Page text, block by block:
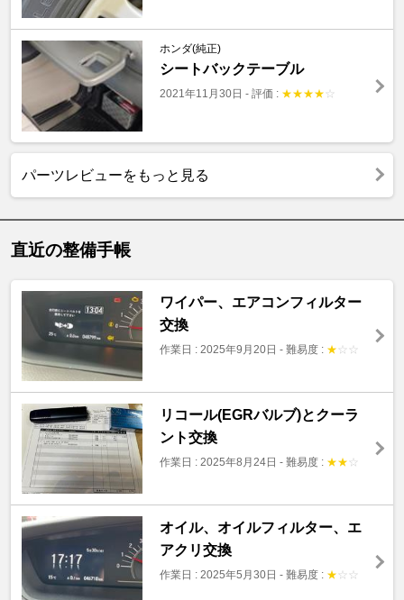
ホンダ(純正)
シートバックテーブル
2021年11月30日 - 評価 : ★★★★ ☆
パーツレビューをもっと見る
直近の整備手帳
ワイパー、エアコンフィルター
交換
作業日 : 2025年9月20日 - 難易度 : ★ ☆ ☆
リコール(EGRバルブ)とクーラ
ント交換
作業日 : 2025年8月24日 - 難易度 : ★★ ☆
オイル、オイルフィルター、エ
アクリ交換
作業日 : 2025年5月30日 - 難易度 : ★ ☆ ☆